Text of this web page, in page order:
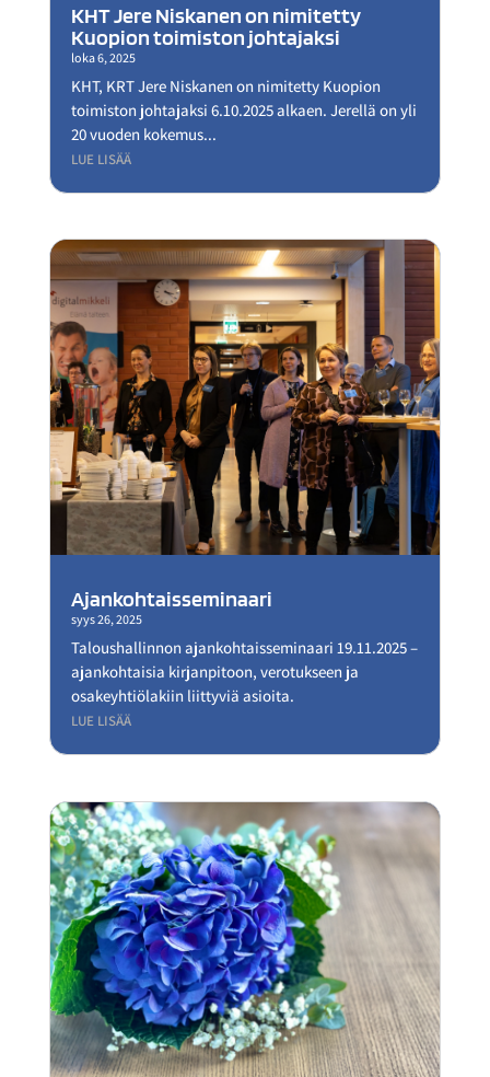
KHT Jere Niskanen on nimitetty
Kuopion toimiston johtajaksi
loka 6, 2025
KHT, KRT Jere Niskanen on nimitetty Kuopion
toimiston johtajaksi 6.10.2025 alkaen. Jerellä on yli
20 vuoden kokemus...
LUE LISÄÄ
Ajankohtaisseminaari
syys 26, 2025
Taloushallinnon ajankohtaisseminaari 19.11.2025 –
ajankohtaisia kirjanpitoon, verotukseen ja
osakeyhtiölakiin liittyviä asioita.
LUE LISÄÄ